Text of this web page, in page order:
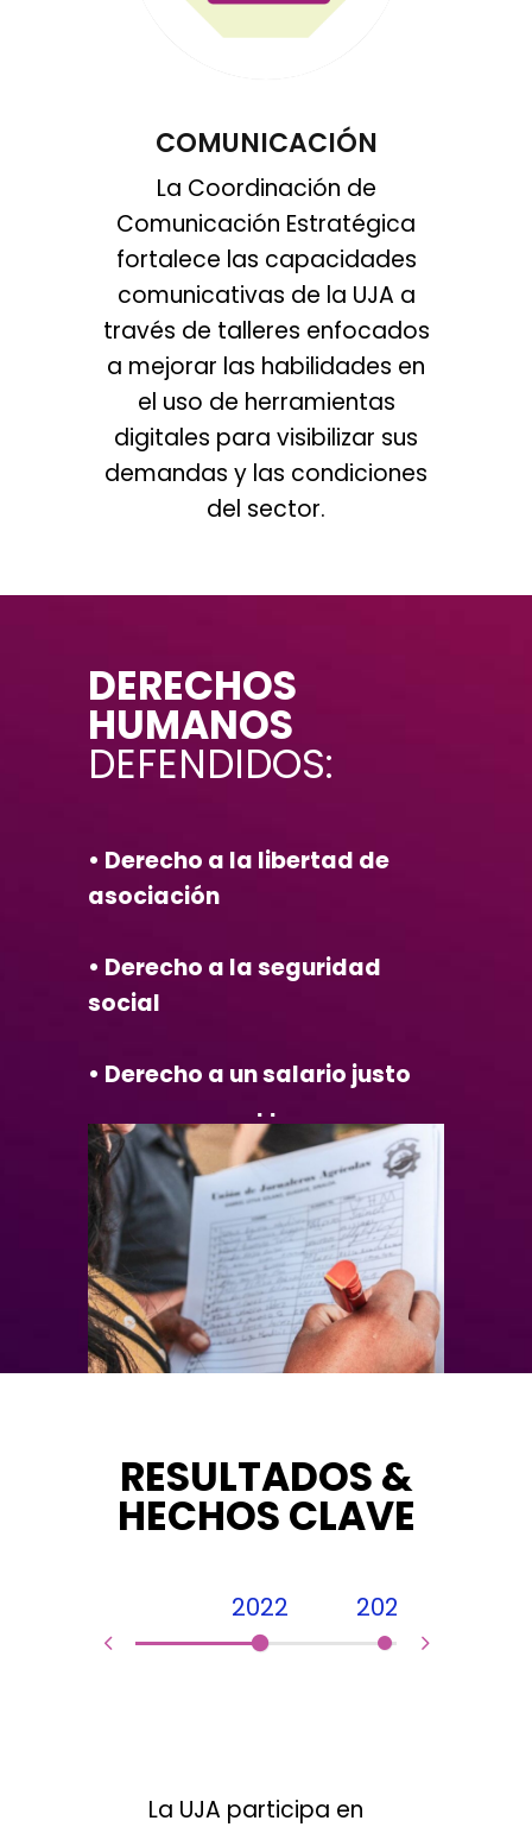
COMUNICACIÓN
La Coordinación de
Comunicación Estratégica
fortalece las capacidades
comunicativas de la UJA a
través de talleres enfocados
a mejorar las habilidades en
el uso de herramientas
digitales para visibilizar sus
demandas y las condiciones
del sector.
DERECHOS
HUMANOS
DEFENDIDOS:
• Derecho a la libertad de
asociación
• Derecho a la seguridad
social
• Derecho a un salario justo
..
RESULTADOS &
HECHOS CLAVE
2022 2023
La UJA participa en